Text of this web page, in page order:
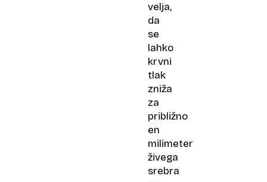
velja,
da
se
lahko
krvni
tlak
zniža
za
približno
en
milimeter
živega
srebra